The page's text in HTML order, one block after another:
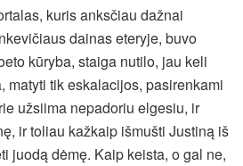
kuris anksčiau dažnai
dainas eteryje, buvo
kūryba, staiga nutilo, jau keli
matyti tik eskalacijos, pasirenkami
užsiima nepadoriu elgesiu, ir
ir toliau kažkaip išmušti Justiną iš
juodą dėmę. Kaip keista, o gal ne,